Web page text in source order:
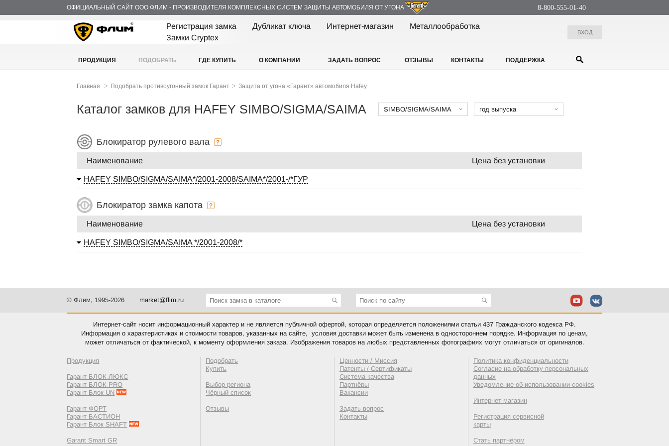
ОФИЦИАЛЬНЫЙ САЙТ ООО ФЛИМ - ПРОИЗВОДИТЕЛЯ КОМПЛЕКСНЫХ СИСТЕМ ЗАЩИТЫ АВТОМОБИЛЯ ОТ УГОНА 8-800-555-01-40
Регистрация замка Дубликат ключа Интернет-магазин
Металлообработка
Замки Cryptex
ВХОД
ПРОДУКЦИЯ ПОДОБРАТЬ ГДЕ КУПИТЬ О КОМПАНИИ ЗАДАТЬ ВОПРОС ОТЗЫВЫ КОНТАКТЫ ПОДДЕРЖКА
Главная > Подобрать противоугонный замок Гарант > Защита от угона «Гарант» автомобиля Hafey
Каталог замков для HAFEY SIMBO/SIGMA/SAIMA SIMBO/SIGMA/SAIMA год выпуска
Блокиратор рулевого вала
Наименование Цена без установки
HAFEY SIMBO/SIGMA/SAIMA*/2001-2008/SAIMA*/2001-/*ГУР
Блокиратор замка капота
Наименование Цена без установки
HAFEY SIMBO/SIGMA/SAIMA */2001-2008/*
© Флим, 1995-2026 market@flim.ru
Интернет-сайт носит информационный характер и не является публичной офертой, которая определяется положениями статьи 437 Гражданского кодекса РФ.
Информация о характеристиках и стоимости товаров, указанных на сайте, условия доставки может быть изменена в одностороннем порядке. Информация по ценам,
может отличаться от фактической, к моменту оформления заказа. Изображения товаров на любых представленных фотографиях могут отличаться от оригиналов.
Продукция
Гарант БЛОК ЛЮКС
Гарант БЛОК PRO
Гарант Блок UN
Гарант ФОРТ
Гарант БАСТИОН
Гарант Блок SHAFT
Garant Smart GR
Подобрать
Купить
Выбор региона
Чёрный список
Отзывы
Ценности / Миссия
Патенты / Сертификаты
Система качества
Партнёры
Вакансии
Задать вопрос
Контакты
Политика конфиденциальности
Согласие на обработку персональных
данных
Уведомление об использовании cookies
Интернет-магазин
Регистрация сервисной
карты
Стать партнёром